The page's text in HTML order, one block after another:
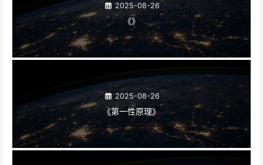
2025-08-26
《》
2025-08-26
《第一性原理》